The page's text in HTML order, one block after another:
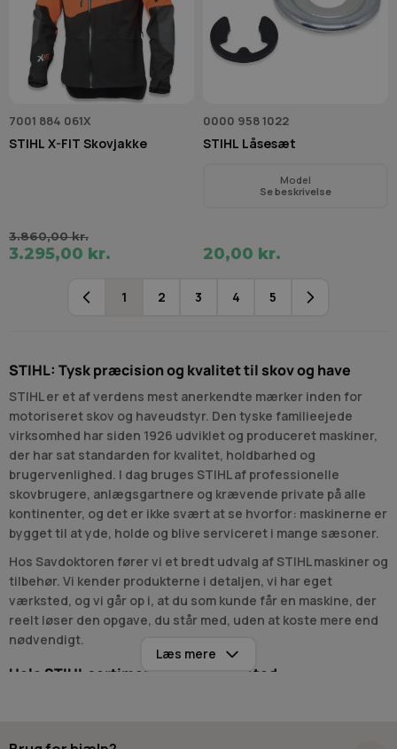
7001 884 061X
STIHL X-FIT Skovjakke
3.860,00 kr.
3.295,00 kr.
0000 958 1022
STIHL Låsesæt
Model
Se beskrivelse
20,00 kr.
Du læser i øjeblikket side
1 Side
2 Side
3 Side
4 Side
5
STIHL: Tysk præcision og kvalitet til skov og have
STIHL er et af verdens mest anerkendte mærker inden for
motoriseret skov og haveudstyr. Den tyske familieejede
virksomhed har siden 1926 udviklet og produceret maskiner,
der har sat standarden for kvalitet, holdbarhed og
brugervenlighed. I dag bruges STIHL af professionelle
skovbrugere, anlægsgartnere og krævende private på alle
kontinenter, og det er ikke svært at se hvorfor: maskinerne er
bygget til at yde, holde og blive serviceret i mange sæsoner.
Hos Savdoktoren fører vi et bredt udvalg af STIHL maskiner og
tilbehør. Vi kender produkterne i detaljen, vi har eget
værksted, og vi går op i, at du som kunde får en maskine, der
reelt løser den opgave, du står med, uden at koste mere end
nødvendigt.
Hele STIHL sortimentet samlet ét sted
Læs mere